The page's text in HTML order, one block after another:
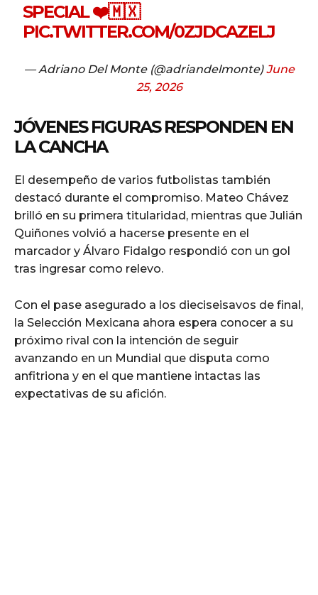
SPECIAL ❤️🇲🇽
PIC.TWITTER.COM/0ZJDCAZELJ
— Adriano Del Monte (@adriandelmonte)June
25, 2026
JÓVENES FIGURAS RESPONDEN EN
LA CANCHA
El desempeño de varios futbolistas también
destacó durante el compromiso. Mateo Chávez
brilló en su primera titularidad, mientras que Julián
Quiñones volvió a hacerse presente en el
marcador y Álvaro Fidalgo respondió con un gol
tras ingresar como relevo.
Con el pase asegurado a los dieciseisavos de final,
la Selección Mexicana ahora espera conocer a su
próximo rival con la intención de seguir
avanzando en un Mundial que disputa como
anfitriona y en el que mantiene intactas las
expectativas de su afición.